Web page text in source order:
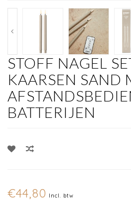
STOFF NAGEL
KAARSEN SAND
BATTERIJEN
€44,80 Incl. btw